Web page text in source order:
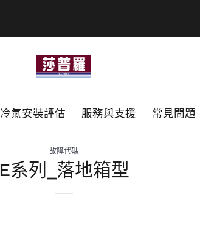
冷氣安裝評估 服務與支援 常見問題
故障代碼
E系列_落地箱型